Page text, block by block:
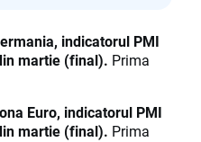
indicatorul PMI
martie (final). Prima
Euro, indicatorul PMI
martie (final). Prima